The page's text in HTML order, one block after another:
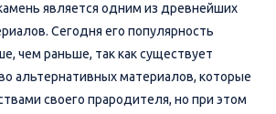
является одним из древнейших
Сегодня его популярность
чем раньше, так как существует
альтернативных материалов, которые
своего прародителя, но при этом